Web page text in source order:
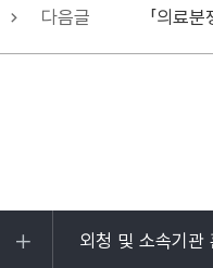
다음글 「의료
외청 및 소속기관
목록